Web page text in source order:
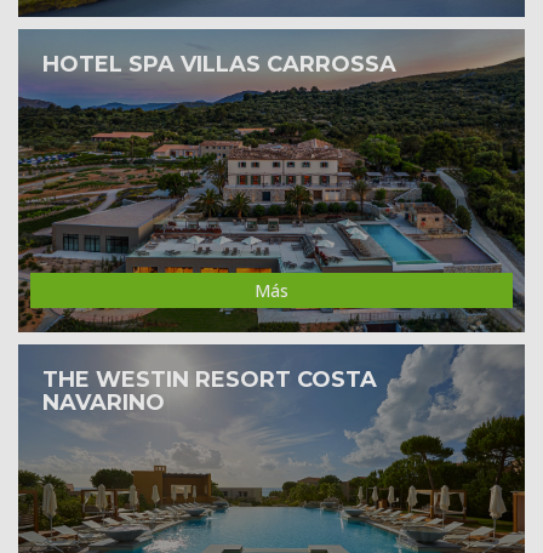
HOTEL SPA VILLAS CARROSSA
Más
THE WESTIN RESORT COSTA
NAVARINO